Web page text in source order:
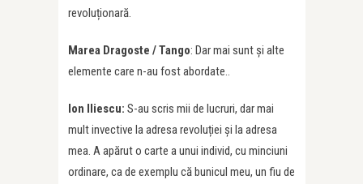
revoluționară.
Marea Dragoste / Tango: Dar mai sunt și alte
elemente care n-au fost abordate..
Ion Iliescu: S-au scris mii de lucruri, dar mai
mult invective la adresa revoluției și la adresa
mea. A apărut o carte a unui individ, cu minciuni
ordinare, ca de exemplu că bunicul meu, un fiu de